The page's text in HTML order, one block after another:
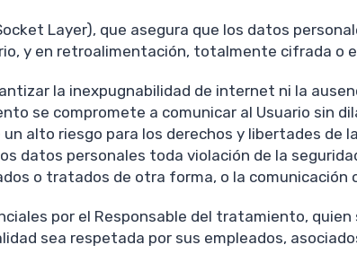
Layer), que asegura que los datos
y en retroalimentación, totalmente cifrada o
la inexpugnabilidad de internet ni la
se compromete a comunicar al Usuario sin
alto riesgo para los derechos y libertades de
datos personales toda violación de la
o tratados de otra forma, o la comunicación
por el Responsable del tratamiento,
sea respetada por sus empleados,